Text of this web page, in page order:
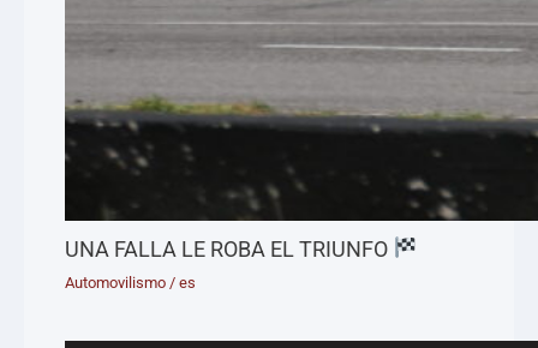
UNA FALLA LE ROBA EL TRIUNFO
Automovilismo /es